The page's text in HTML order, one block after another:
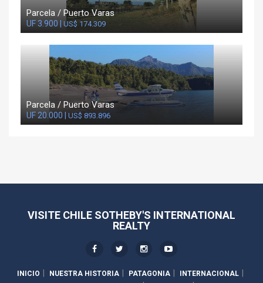
Parcela / Puerto Varas
UF 3.900 | US$ 174.309
Parcela / Puerto Varas
UF 20.000 | US$ 893.896
VISITE CHILE SOTHEBY'S INTERNATIONAL
REALTY
INICIO NUESTRA HISTORIA PATAGONIA
INTERNACIONAL